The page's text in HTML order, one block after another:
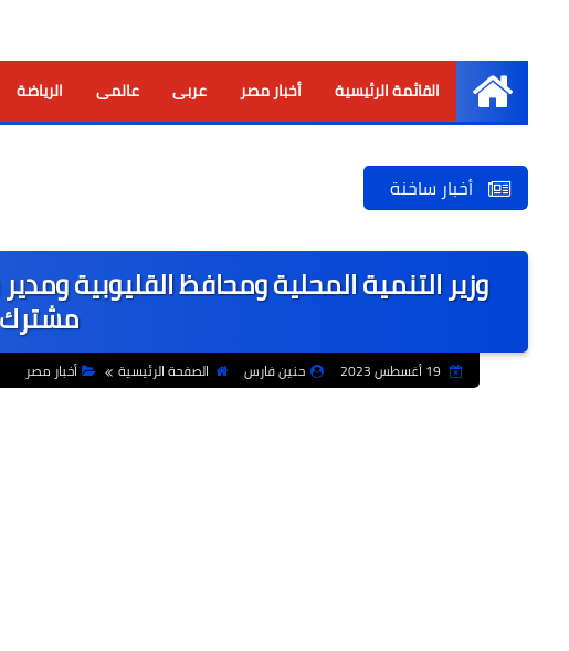
الرئيسية
القائمة الرئيسية أخبار مصر عربى عالمى الرياضة
أخبار ساخنة
وزير التنمية المحلية ومحافظ القليوبية
مشترك
حنين فارس الصفحة الرئيسية أخبار مصر